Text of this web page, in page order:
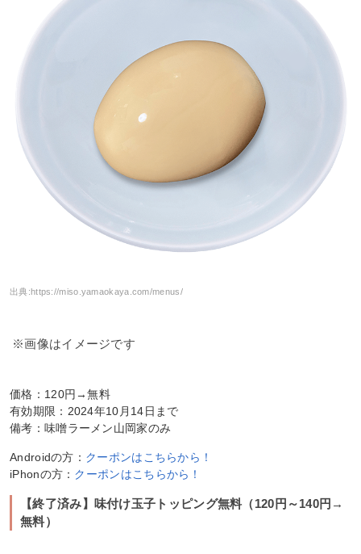
出典: https://miso.yamaokaya.com/menus/
※画像はイメージです
価格：120円→無料
有効期限：2024年10月14日まで
備考：味噌ラーメン山岡家のみ
Androidの方： クーポンはこちらから！
iPhonの方： クーポンはこちらから！
【終了済み】味付け玉子トッピング無料（120円～140円→
無料）